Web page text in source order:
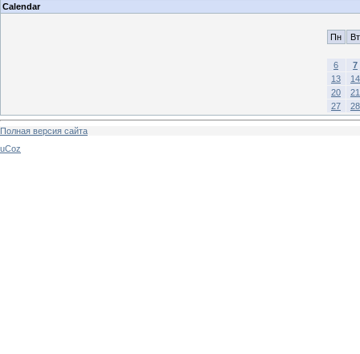
Calendar
Пн Вт
6
7
13
14
20
21
27
28
Полная версия сайта
uCoz